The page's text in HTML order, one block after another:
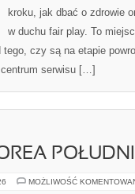
kroku, jak dbać o zdrowie
w duchu fair play. To
czy są na etapie
centrum serwisu […]
MOŻLIWOŚĆ